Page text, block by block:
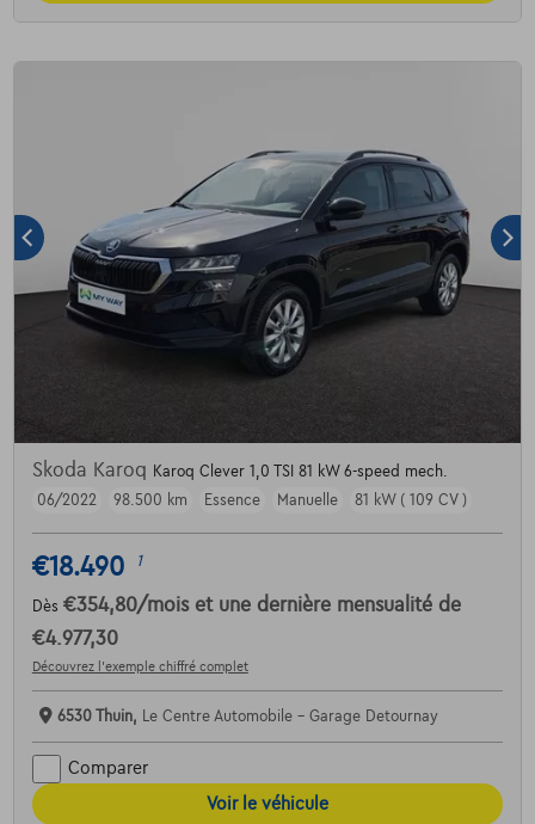
Skoda Karoq Karoq Clever 1,0 TSI 81 kW 6-speed mech.
06/2022
98.500 km Essence Manuelle 81 kW ( 109 CV )
€18.490 1
Dès €354,80/mois et une dernière mensualité de
€4.977,30
Découvrez l’exemple chiffré complet
6530 Thuin, Le Centre Automobile - Garage Detournay
Comparer
Voir le véhicule